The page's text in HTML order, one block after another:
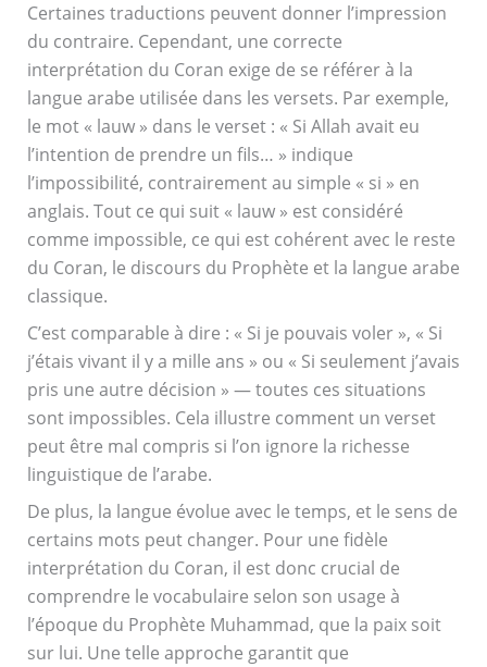
Certaines traductions peuvent donner l’impression
du contraire. Cependant, une correcte
interprétation du Coran exige de se référer à la
langue arabe utilisée dans les versets. Par exemple,
le mot « lauw » dans le verset : « Si Allah avait eu
l’intention de prendre un fils… » indique
l’impossibilité, contrairement au simple « si » en
anglais. Tout ce qui suit « lauw » est considéré
comme impossible, ce qui est cohérent avec le reste
du Coran, le discours du Prophète et la langue arabe
classique.
C’est comparable à dire : « Si je pouvais voler », « Si
j’étais vivant il y a mille ans » ou « Si seulement j’avais
pris une autre décision » — toutes ces situations
sont impossibles. Cela illustre comment un verset
peut être mal compris si l’on ignore la richesse
linguistique de l’arabe.
De plus, la langue évolue avec le temps, et le sens de
certains mots peut changer. Pour une fidèle
interprétation du Coran, il est donc crucial de
comprendre le vocabulaire selon son usage à
l’époque du Prophète Muhammad, que la paix soit
sur lui. Une telle approche garantit que